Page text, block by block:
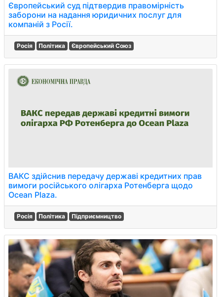
Європейський суд підтвердив правомірність
заборони на надання юридичних послуг для
компаній з Росії.
Росія Політика Європейський Союз
ВАКС здійснив передачу державі кредитних прав
вимоги російського олігарха Ротенберга щодо
Ocean Plaza.
Росія Політика Підприємництво